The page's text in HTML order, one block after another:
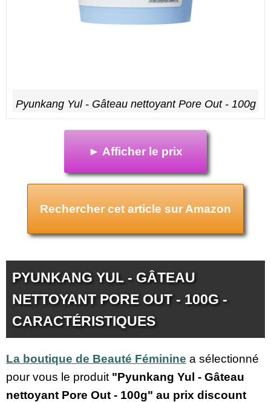
Pyunkang Yul - Gâteau nettoyant Pore Out - 100g
► Afficher le prix
Rechercher cet article sur Amazon
PYUNKANG YUL - GÂTEAU
NETTOYANT PORE OUT - 100G -
CARACTÉRISTIQUES
La boutique de Beauté Féminine a sélectionné
pour vous le produit "Pyunkang Yul - Gâteau
nettoyant Pore Out - 100g" au prix discount